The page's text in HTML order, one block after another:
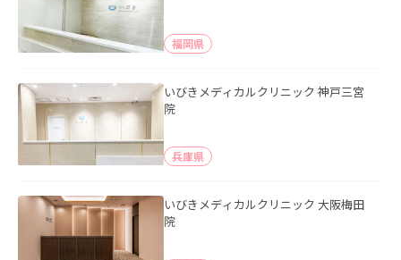
福岡県
いびきメディカルクリニック 神戸三宮
院
兵庫県
いびきメディカルクリニック 大阪梅田
院